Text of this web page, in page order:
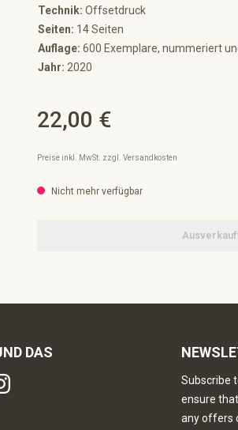
Technik: Offsetdruck
Seiten: 14 Seiten
Auflage: 600 Exemplare, nummeriert
Jahr: 2020
Regulärer Preis:
22,00 €
Preise inkl. MwSt. zzgl. Versandkosten
Nicht mehr verfügbar
DAS
Subscribe
ensure
any offers